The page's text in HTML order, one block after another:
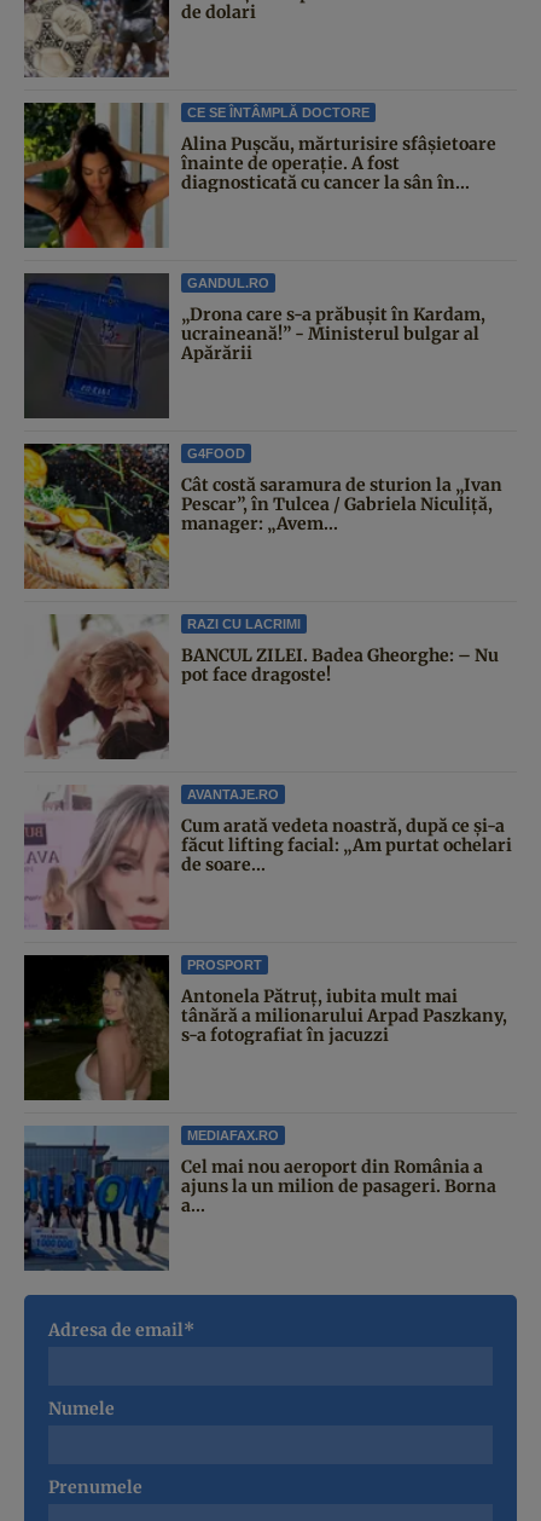
de dolari
CE SE ÎNTÂMPLĂ DOCTORE
Alina Pușcău, mărturisire sfâșietoare
înainte de operație. A fost
diagnosticată cu cancer la sân în...
GANDUL.RO
„Drona care s-a prăbușit în Kardam,
ucraineană!” - Ministerul bulgar al
Apărării
G4FOOD
Cât costă saramura de sturion la „Ivan
Pescar”, în Tulcea / Gabriela Niculiță,
manager: „Avem...
RAZI CU LACRIMI
BANCUL ZILEI. Badea Gheorghe: – Nu
pot face dragoste!
AVANTAJE.RO
Cum arată vedeta noastră, după ce și-a
făcut lifting facial: „Am purtat ochelari
de soare...
PROSPORT
Antonela Pătruț, iubita mult mai
tânără a milionarului Arpad Paszkany,
s-a fotografiat în jacuzzi
MEDIAFAX.RO
Cel mai nou aeroport din România a
ajuns la un milion de pasageri. Borna
a...
Adresa de email*
Numele
Prenumele